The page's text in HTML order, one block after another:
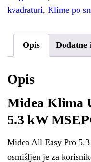
kvadraturi, Klime po
Opis Dodatne
Opis
Midea Klima
5.3 kW
Midea All Easy Pro
osmišljen je za